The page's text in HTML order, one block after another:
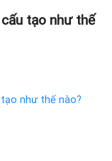
tạo như thế
như thế nào?